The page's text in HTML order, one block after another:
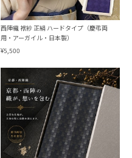
西陣織 袱紗 正絹 ハードタイプ（慶弔両
用・アーガイル・日本製）
¥5,500